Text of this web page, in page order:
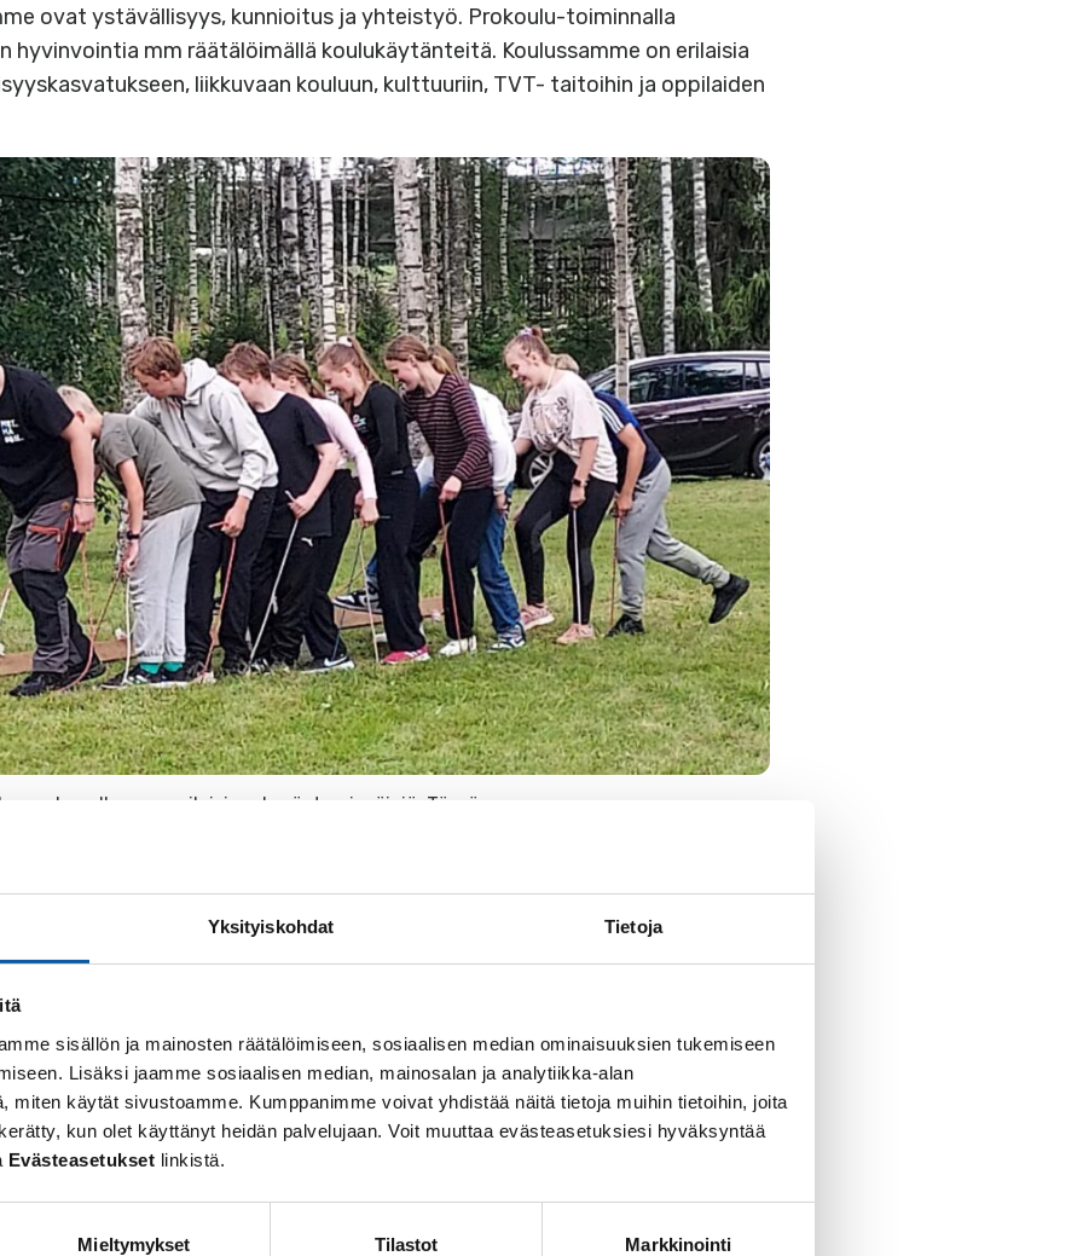
Yksityiskohdat Tietoja
sisällön ja mainosten räätälöimiseen, sosiaalisen median ominaisuuksien tukemiseen
Lisäksi jaamme sosiaalisen median, mainosalan ja analytiikka-alan
miten käytät sivustoamme. Kumppanimme voivat yhdistää näitä tietoja muihin tietoihin, joita
kun olet käyttänyt heidän palvelujaan. Voit muuttaa evästeasetuksiesi hyväksyntää
Evästeasetukset linkistä.
Mieltymykset Tilastot Markkinointi
ovat ystävällisyys, kunnioitus ja yhteistyö. Prokoulu-toiminnalla
hyvinvointia mm räätälöimällä koulukäytänteitä. Koulussamme on erilaisia
liikkuvaan kouluun, kulttuuriin, TVT- taitoihin ja oppilaiden
alkaessa erilaisia ryhmäytymispäiviä. Tässä
Jokipuistossa.
rakennuksissa
3), kolmannet ja neljännet luokat Kivikoulussa, viidennet ja kuudennet
tapahtuu myös 7.-9 luokkien kielten ja kotitalouden opetus.
vain seitsemännen – yhdeksännen luokan opetusta. Opetusta
ja 2-salissa. Kaikkiaan liikuntasaleja Vistalla on kolme kappaletta.
selviävät oheisesta kartasta.